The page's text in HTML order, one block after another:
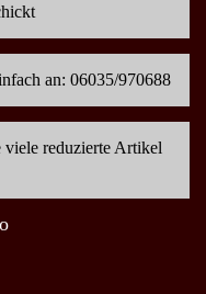
an: 06035/970688
viele reduzierte Artikel